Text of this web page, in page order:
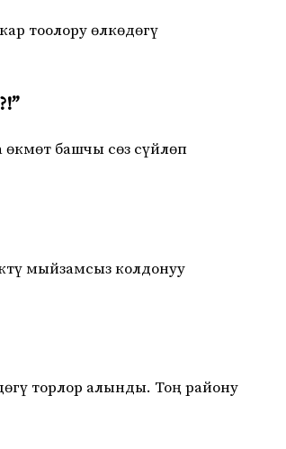
тоолору өлкөдөгү
башчы сөз сүйлөп
мыйзамсыз колдонуу
торлор алынды. Тоң району